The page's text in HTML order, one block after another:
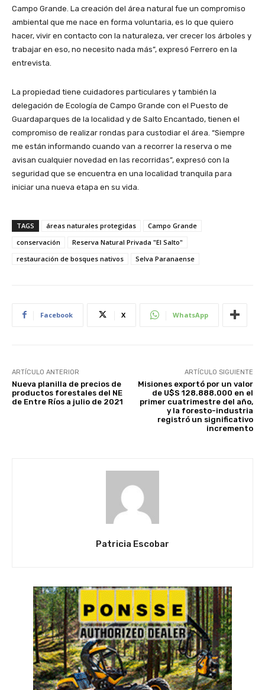
Campo Grande. La creación del área natural fue un compromiso
ambiental que me nace en forma voluntaria, es lo que quiero
hacer, vivir en contacto con la naturaleza, ver crecer los árboles y
trabajar en eso, no necesito nada más”, expresó Ferrero en la
entrevista.
La propiedad tiene cuidadores particulares y también la
delegación de Ecología de Campo Grande con el Puesto de
Guardaparques de la localidad y de Salto Encantado, tienen el
compromiso de realizar rondas para custodiar el área. “Siempre
me están informando cuando van a recorrer la reserva o me
avisan cualquier novedad en las recorridas”, expresó con la
seguridad que se encuentra en una localidad tranquila para
iniciar una nueva etapa en su vida.
TAGS áreas naturales protegidas
Campo Grande
conservación
Reserva Natural Privada "El Salto"
restauración de bosques nativos
Selva Paranaense
Facebook X WhatsApp
ARTÍCULO ANTERIOR
Nueva planilla de precios de
productos forestales del NE
de Entre Ríos a julio de 2021
ARTÍCULO SIGUIENTE
Misiones exportó por un valor
de U$S 128.888.000 en el
primer cuatrimestre del año,
y la foresto-industria
registró un significativo
incremento
Patricia Escobar